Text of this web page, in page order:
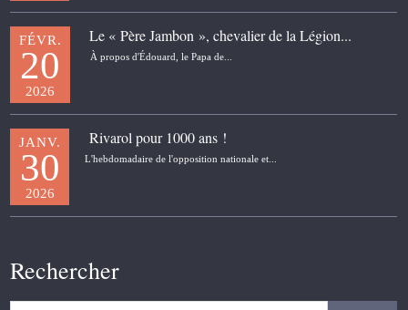
FÉVR.
20
2026
Le « Père Jambon », chevalier de la Légion...
À propos d'Édouard, le Papa de...
JANV.
30
2026
Rivarol pour 1000 ans !
L'hebdomadaire de l'opposition nationale et...
Rechercher